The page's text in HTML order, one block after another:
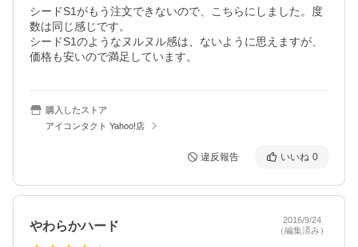
シードS1がもう注文できないので、こちらにしました。度
数は同じ感じです。
シードS1のようなヌルヌル感は、ないように思えますが、
価格も安いので満足しています。
購入したストア
アイコンタクト Yahoo!店
違反報告 いいね 0
やわらかハード
2016/9/24
（編集済み）